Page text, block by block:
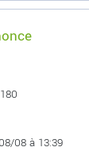
08 à 13:39